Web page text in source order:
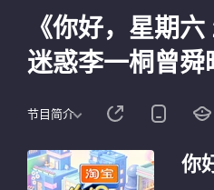
《你好，星期
迷惑李一桐曾舜
节目简介
你